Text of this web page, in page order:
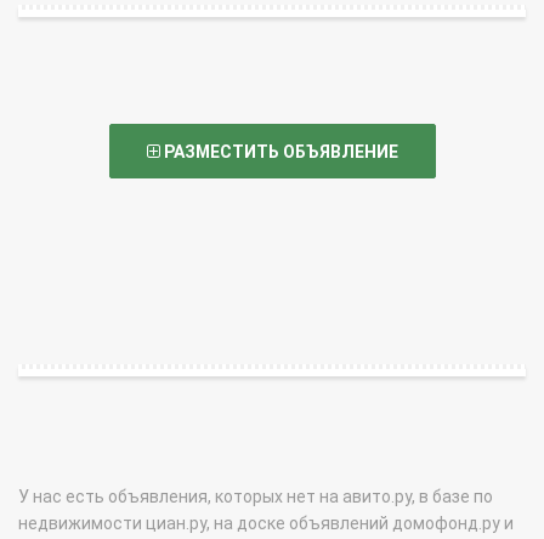
РАЗМЕСТИТЬ ОБЪЯВЛЕНИЕ
У нас есть объявления, которых нет на авито.ру, в базе по
недвижимости циан.ру, на доске объявлений домофонд.ру и